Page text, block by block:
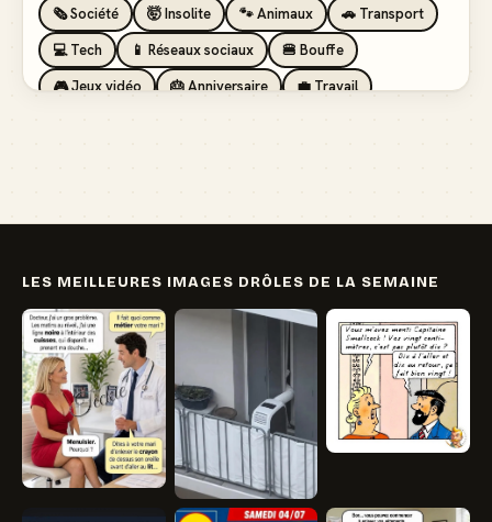
🗞️ Société
🤯 Insolite 🐾 Animaux
🚗 Transport
💻 Tech
📱 Réseaux sociaux
🍔 Bouffe
🎮 Jeux vidéo
🎂 Anniversaire
💼 Travail
LES MEILLEURES IMAGES DRÔLES DE LA SEMAINE